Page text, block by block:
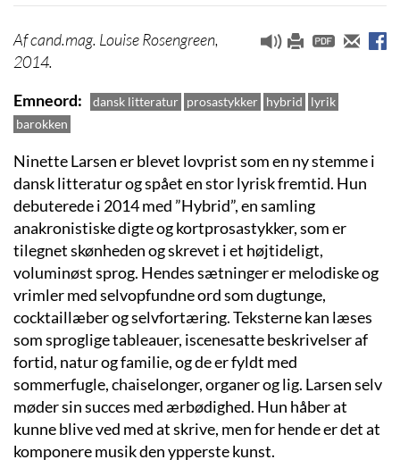
cand.mag. Louise Rosengreen,
2014.
Emneord
dansk litteratur prosastykker hybrid
lyrik
barokken
Ninette Larsen er blevet lovprist som en ny stemme i
dansk litteratur og spået en stor lyrisk fremtid. Hun
debuterede i 2014 med ”Hybrid”, en samling
anakronistiske digte og kortprosastykker, som er
tilegnet skønheden og skrevet i et højtideligt,
voluminøst sprog. Hendes sætninger er melodiske og
vrimler med selvopfundne ord som dugtunge,
cocktaillæber og selvfortæring. Teksterne kan læses
som sproglige tableauer, iscenesatte beskrivelser af
fortid, natur og familie, og de er fyldt med
sommerfugle, chaiselonger, organer og lig. Larsen selv
møder sin succes med ærbødighed. Hun håber at
kunne blive ved med at skrive, men for hende er det at
komponere musik den ypperste kunst.